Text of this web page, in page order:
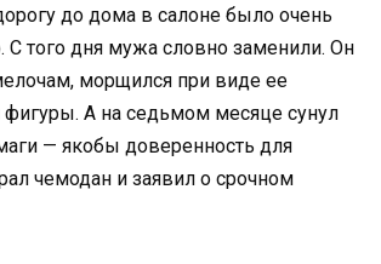
до дома в салоне было очень
С того дня мужа словно заменили. Он
морщился при виде ее
А на седьмом месяце сунул
— якобы доверенность для
чемодан и заявил о срочном